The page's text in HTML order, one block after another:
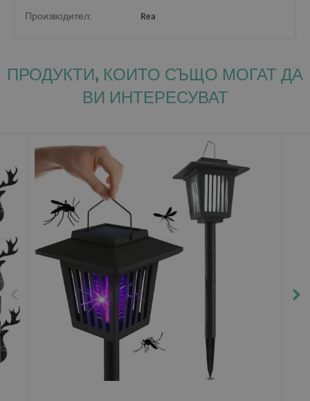
Производител:
Rea
ПРОДУКТИ, КОИТО СЪЩО МОГАТ ДА
ВИ ИНТЕРЕСУВАТ